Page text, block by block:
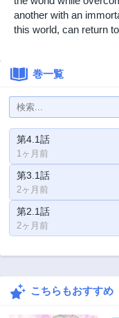
another with an
this world, can return
巻一覧
第4.1話
1ヶ月前
第3.1話
2ヶ月前
第2.1話
2ヶ月前
こちらもおすすめ